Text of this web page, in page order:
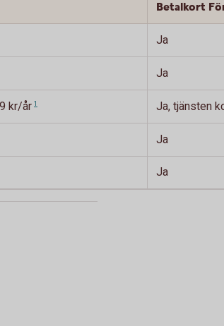
Betalkort
Ja
Ja
kr/år 1 Ja, tjänsten
Ja
Ja